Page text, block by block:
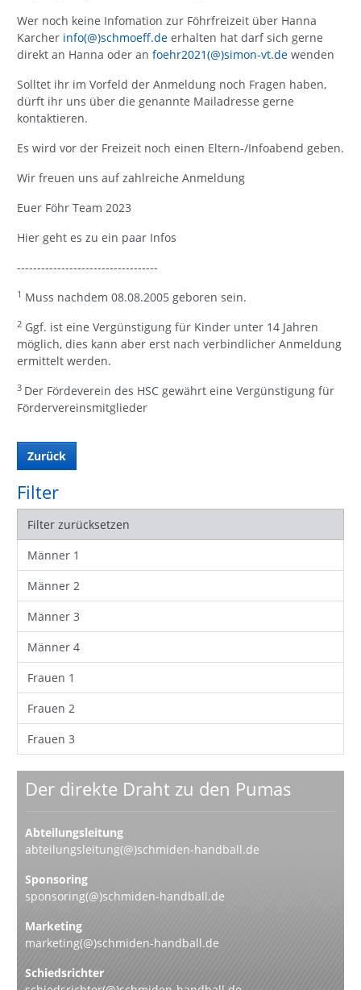
Wer noch keine Infomation zur Föhrfreizeit über Hanna
Karcher info(@)schmoeff.de erhalten hat darf sich gerne
direkt an Hanna oder an foehr2021(@)simon-vt.de wenden
Solltet ihr im Vorfeld der Anmeldung noch Fragen haben,
dürft ihr uns über die genannte Mailadresse gerne
kontaktieren.
Es wird vor der Freizeit noch einen Eltern-/Infoabend geben.
Wir freuen uns auf zahlreiche Anmeldung
Euer Föhr Team 2023
Hier geht es zu ein paar Infos​​​​​​​
-----------------------------------
1 Muss nachdem 08.08.2005 geboren sein.
2 Ggf. ist eine Vergünstigung für Kinder unter 14 Jahren
möglich, dies kann aber erst nach verbindlicher Anmeldung
ermittelt werden.
3 Der Fördeverein des HSC gewährt eine Vergünstigung für
Fördervereinsmitglieder
Zurück
Filter
Filter zurücksetzen
Männer 1
Männer 2
Männer 3
Männer 4
Frauen 1
Frauen 2
Frauen 3
Der direkte Draht zu den Pumas
Abteilungsleitung
abteilungsleitung(@)schmiden-handball.de
Sponsoring
sponsoring(@)schmiden-handball.de
Marketing
marketing(@)schmiden-handball.de
Schiedsrichter